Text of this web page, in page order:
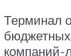
Терминал
бюджетных
компаний-